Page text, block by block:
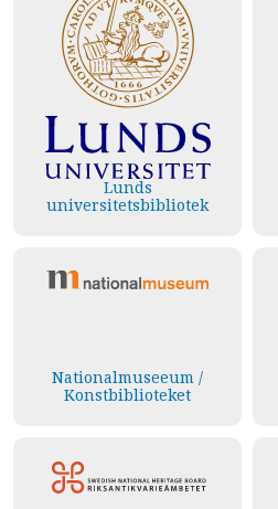
Lunds
universitetsbibliotek
Nationalmuseeum /
Konstbiblioteket